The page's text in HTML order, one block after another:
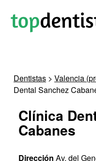
PARA CLÍNICAS
CONTACTAR
Dentistas > Valencia
Dental Sanchez
Clínica
Cabanes
Dirección Av. del